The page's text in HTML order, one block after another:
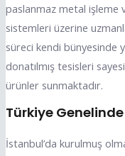
paslanmaz metal işleme
sistemleri üzerine
süreci kendi
donatılmış tesisleri
ürünler sunmaktadır.
Türkiye
İstanbul’da kurulmuş